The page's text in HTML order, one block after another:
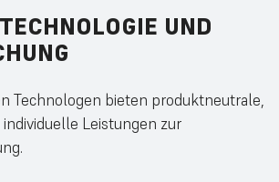
UND
Technologen bieten produktneutrale,
Leistungen zur